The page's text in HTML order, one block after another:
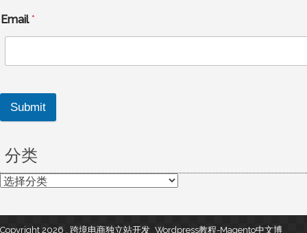
Email*
Submit
分类
分
Copyright 2026 , 跨境电商独立站开发_Wordpress教程-Magento中文博